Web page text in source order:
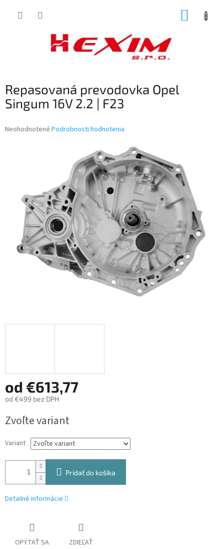
Repasovaná prevodovka Opel
Singum 16V 2.2 | F23
Priemerné
hviezdičiek.
Neohodnotené Podrobnosti hodnotenia
od €613,77
od €499 bez DPH
cena:
Zvoľte variant
Variant
Pridať do košíka
Detailné informácie
OPÝTAŤ SA ZDIEĽAŤ